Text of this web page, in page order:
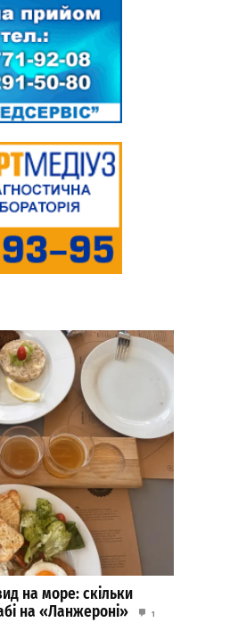
на море: скільки
на «Ланжероні»
1